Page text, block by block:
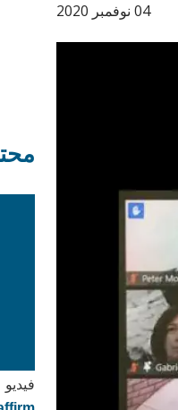
04 نوفمبر 2020
فيديو